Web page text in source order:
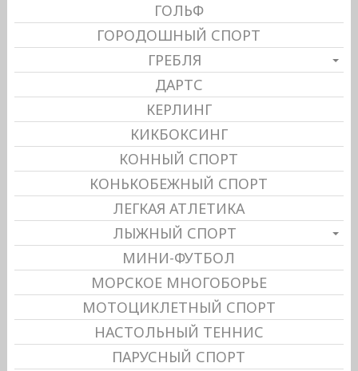
ГОЛЬФ
ГОРОДОШНЫЙ СПОРТ
ГРЕБЛЯ
ДАРТС
КЕРЛИНГ
КИКБОКСИНГ
КОННЫЙ СПОРТ
КОНЬКОБЕЖНЫЙ СПОРТ
ЛЕГКАЯ АТЛЕТИКА
ЛЫЖНЫЙ СПОРТ
МИНИ-ФУТБОЛ
МОРСКОЕ МНОГОБОРЬЕ
МОТОЦИКЛЕТНЫЙ СПОРТ
НАСТОЛЬНЫЙ ТЕННИС
ПАРУСНЫЙ СПОРТ